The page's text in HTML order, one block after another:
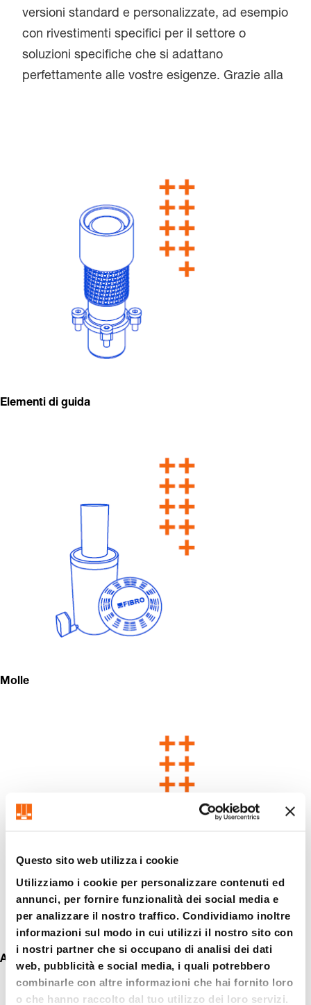
Questo sito web utilizza i cookie
Utilizziamo i cookie per personalizzare contenuti ed
annunci, per fornire funzionalità dei social media e
per analizzare il nostro traffico. Condividiamo inoltre
informazioni sul modo in cui utilizzi il nostro sito con
i nostri partner che si occupano di analisi dei dati
web, pubblicità e social media, i quali potrebbero
combinarle con altre informazioni che hai fornito loro
o che hanno raccolto dal tuo utilizzo dei loro servizi.
versioni standard e personalizzate, ad esempio
con rivestimenti specifici per il settore o
soluzioni specifiche che si adattano
perfettamente alle vostre esigenze. Grazie alla
prim'ordine, compreso un servizio di
emergenza 24 ore su 24 per camme.
L'assistenza in loco e la qualità globale FIBRO
garantiscono l'affidabilità della vostra
produzione.
Elementi di guida
Molle
Articoli rettificati di precisione